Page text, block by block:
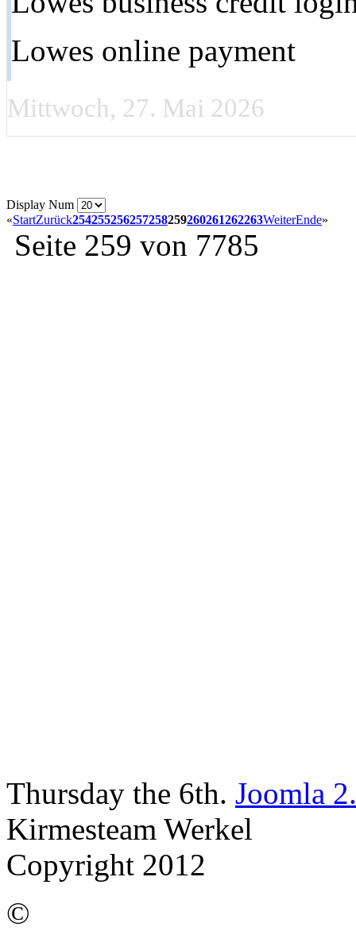
Lowes online payment
Mittwoch, 27. Mai 2026
Display Num
«StartZurück254255256257258259260261262263WeiterEnde»
Seite 259 von 7785
Thursday the 6th. Joomla
Kirmesteam Werkel
Copyright 2012
©